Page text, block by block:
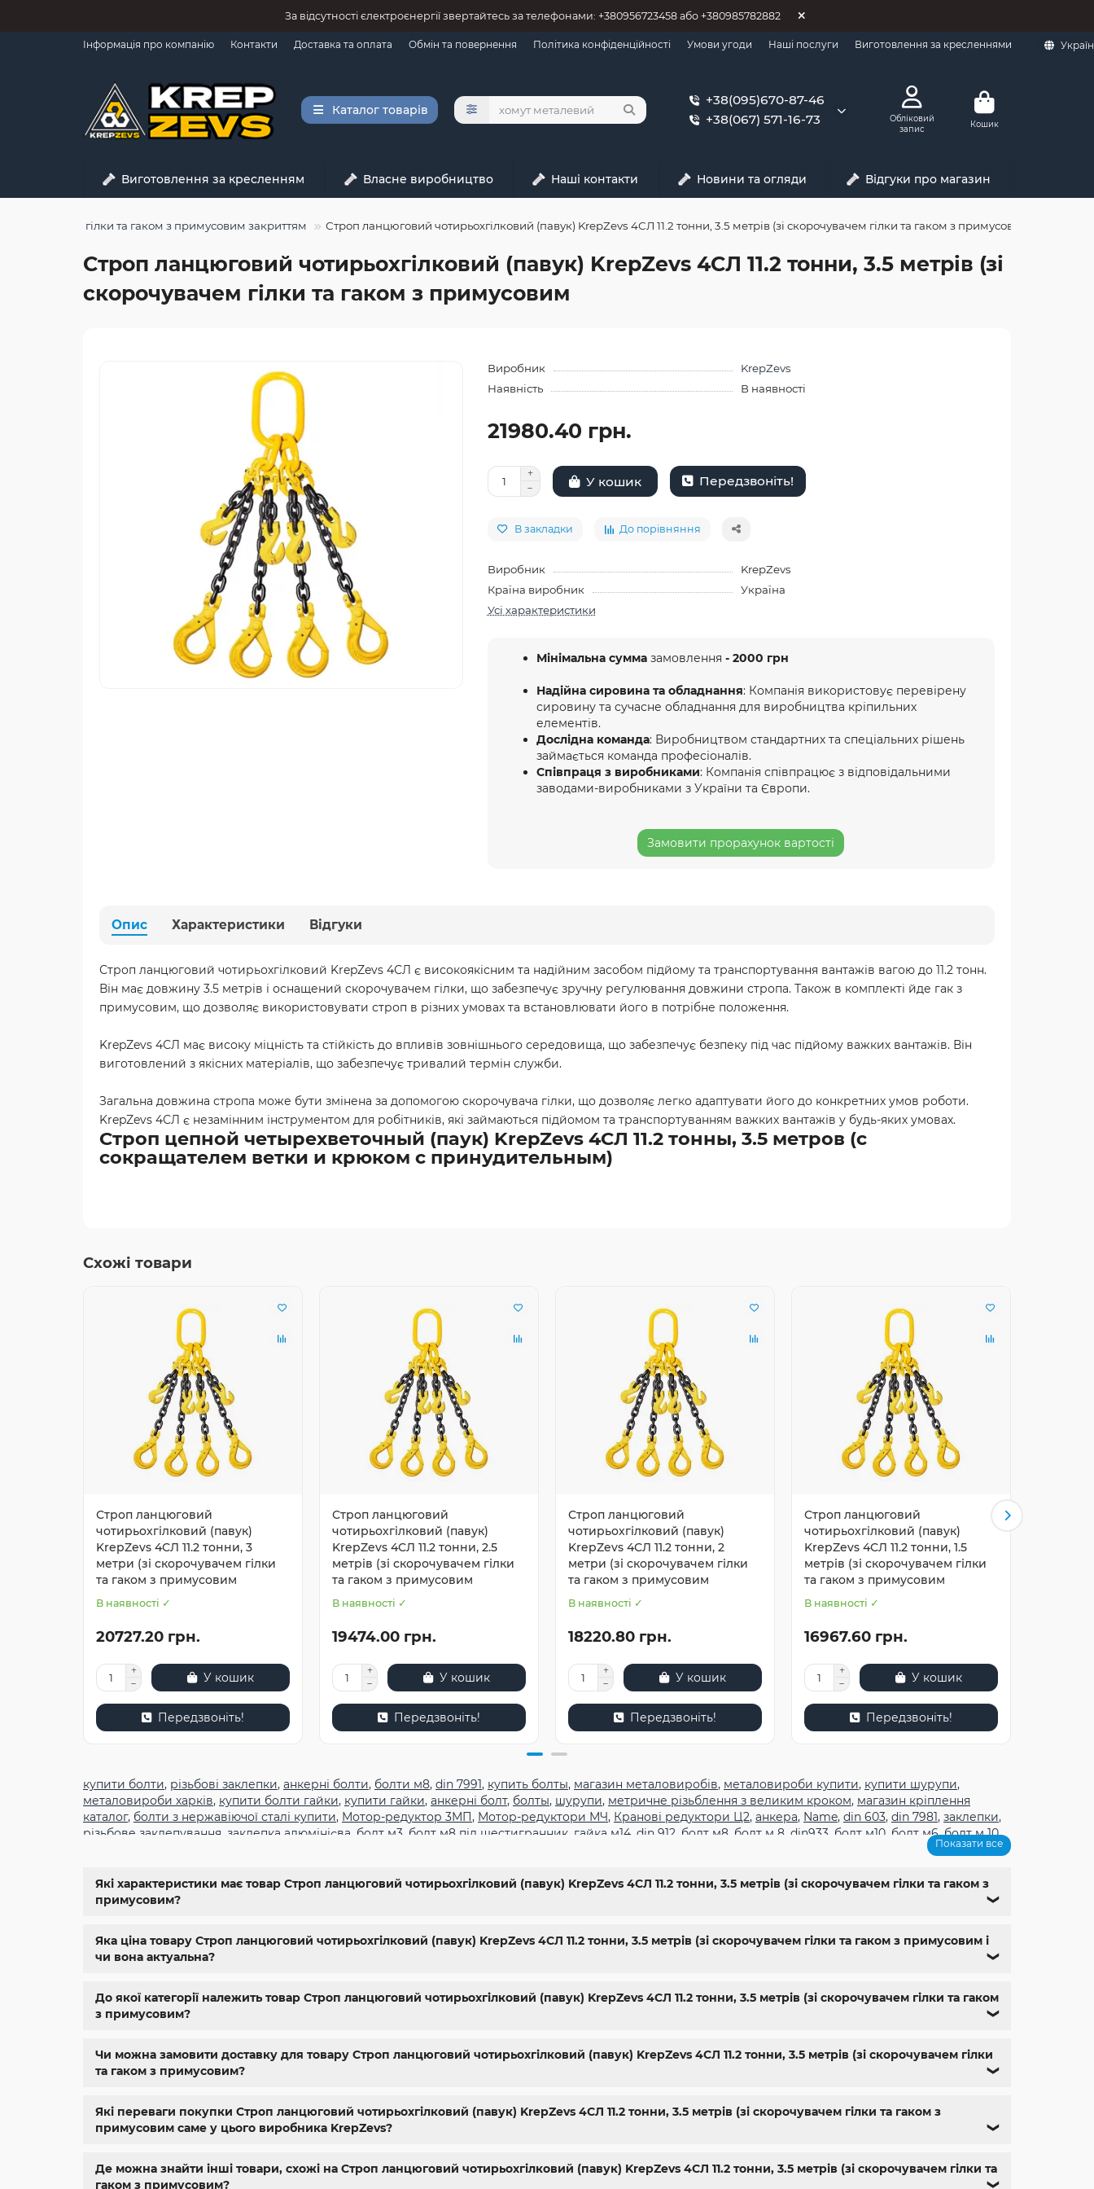
За відсутності єлектроєнергії звертайтесь за телефонами: +380956723458 або +380985782882
Інформація про компанію Контакти Доставка та оплата Обмін та повернення Політика конфіденційності Умови угоди Наші послуги Виготовлення за кресленнями
Каталог товарів
+38(095)670-87-46
+38(067) 571-16-73
Обліковий
запис
Кошик
Виготовлення за кресленням Власне виробництво Наші контакти Новини та огляди Відгуки про магазин
гілки та гаком з примусовим закриттям Строп ланцюговий чотирьохгілковий (павук) KrepZevs 4СЛ 11.2 тонни, 3.5 метрів (зі скорочувачем гілки та гаком з примусовим
Строп ланцюговий чотирьохгілковий (павук) KrepZevs 4СЛ 11.2 тонни, 3.5 метрів (зі
скорочувачем гілки та гаком з примусовим
Виробник
KrepZevs
Наявність
В наявності
21980.40 грн.
У кошик Передзвоніть!
В закладки До порівняння
Виробник
KrepZevs
Країна виробник
Україна
Усі характеристики
Мінімальна сумма замовлення - 2000 грн
Надійна сировина та обладнання: Компанія використовує перевірену
сировину та сучасне обладнання для виробництва кріпильних
елементів.
Дослідна команда: Виробництвом стандартних та спеціальних рішень
займається команда професіоналів.
Співпраця з виробниками: Компанія співпрацює з відповідальними
заводами-виробниками з України та Європи.
Замовити прорахунок вартості
Опис Характеристики Відгуки
Строп ланцюговий чотирьохгілковий KrepZevs 4СЛ є високоякісним та надійним засобом підйому та транспортування вантажів вагою до 11.2 тонн.
Він має довжину 3.5 метрів і оснащений скорочувачем гілки, що забезпечує зручну регулювання довжини стропа. Також в комплекті йде гак з
примусовим, що дозволяє використовувати строп в різних умовах та встановлювати його в потрібне положення.
KrepZevs 4СЛ має високу міцність та стійкість до впливів зовнішнього середовища, що забезпечує безпеку під час підйому важких вантажів. Він
виготовлений з якісних матеріалів, що забезпечує тривалий термін служби.
Загальна довжина стропа може бути змінена за допомогою скорочувача гілки, що дозволяє легко адаптувати його до конкретних умов роботи.
KrepZevs 4СЛ є незамінним інструментом для робітників, які займаються підйомом та транспортуванням важких вантажів у будь-яких умовах.
Строп цепной четырехветочный (паук) KrepZevs 4СЛ 11.2 тонны, 3.5 метров (с
сокращателем ветки и крюком с принудительным)
Схожі товари
Строп ланцюговий
чотирьохгілковий (павук)
KrepZevs 4СЛ 11.2 тонни, 3
метри (зі скорочувачем гілки
та гаком з примусовим
В наявності ✓
20727.20 грн.
У кошик
Передзвоніть!
Строп ланцюговий
чотирьохгілковий (павук)
KrepZevs 4СЛ 11.2 тонни, 2.5
метрів (зі скорочувачем гілки
та гаком з примусовим
В наявності ✓
19474.00 грн.
У кошик
Передзвоніть!
Строп ланцюговий
чотирьохгілковий (павук)
KrepZevs 4СЛ 11.2 тонни, 2
метри (зі скорочувачем гілки
та гаком з примусовим
В наявності ✓
18220.80 грн.
У кошик
Передзвоніть!
Строп ланцюговий
чотирьохгілковий (павук)
KrepZevs 4СЛ 11.2 тонни, 1.5
метрів (зі скорочувачем гілки
та гаком з примусовим
В наявності ✓
16967.60 грн.
У кошик
Передзвоніть!
купити болти, різьбові заклепки, анкерні болти, болти м8, din 7991, купить болты, магазин металовиробів, металовироби купити, купити шурупи,
металовироби харків, купити болти гайки, купити гайки, анкерні болт, болты, шурупи, метричне різьблення з великим кроком, магазин кріплення
каталог, болти з нержавіючої сталі купити, Мотор-редуктор 3МП, Мотор-редуктори МЧ, Кранові редуктори Ц2, анкера, Name, din 603, din 7981, заклепки,
різьбове заклепування заклепка алюмінієва болт м3 болт м8 під шестигранник гайка м14 din 912 болт м8 болт м 8 din933 болт м10 болт м6,болт м 10,
din 6799,din
болтов,гайки и болты ,болты харьков,болты гайки шайбы,болты 10.9,болты 8.8 ,винты м8,болт нержавеющий м8, болты госты,стопорные гайки,
магазин метизов киев
Показати все
Які характеристики має товар Строп ланцюговий чотирьохгілковий (павук) KrepZevs 4СЛ 11.2 тонни, 3.5 метрів (зі скорочувачем гілки та гаком з
примусовим?
❯
Яка ціна товару Строп ланцюговий чотирьохгілковий (павук) KrepZevs 4СЛ 11.2 тонни, 3.5 метрів (зі скорочувачем гілки та гаком з примусовим і
чи вона актуальна?
❯
До якої категорії належить товар Строп ланцюговий чотирьохгілковий (павук) KrepZevs 4СЛ 11.2 тонни, 3.5 метрів (зі скорочувачем гілки та гаком
з примусовим?
❯
Чи можна замовити доставку для товару Строп ланцюговий чотирьохгілковий (павук) KrepZevs 4СЛ 11.2 тонни, 3.5 метрів (зі скорочувачем гілки
та гаком з примусовим?
❯
Які переваги покупки Строп ланцюговий чотирьохгілковий (павук) KrepZevs 4СЛ 11.2 тонни, 3.5 метрів (зі скорочувачем гілки та гаком з
примусовим саме у цього виробника KrepZevs?
❯
Де можна знайти інші товари, схожі на Строп ланцюговий чотирьохгілковий (павук) KrepZevs 4СЛ 11.2 тонни, 3.5 метрів (зі скорочувачем гілки та
гаком з примусовим?
❯